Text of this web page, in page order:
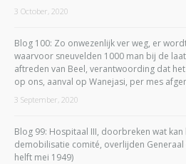
3 October, 2020
Blog 100: Zo onwezenlijk ver weg, er
waarvoor sneuvelden 1000 man bij de
aftreden van Beel, verantwoording dat
op ons, aanval op Wanejasi, per mes
3 September, 2020
Blog 99: Hospitaal III, doorbreken wat
demobilisatie comité, overlijden
helft mei 1949)